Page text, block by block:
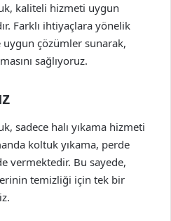
kaliteli hizmeti uygun
Farklı ihtiyaçlara yönelik
çözümler sunarak,
sağlıyoruz.
sadece halı yıkama hizmeti
koltuk yıkama, perde
vermektedir. Bu sayede,
temizliği için tek bir